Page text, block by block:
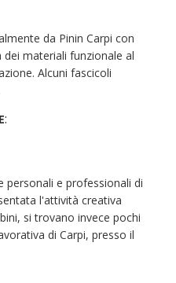
Rosen dove viene
arresti, nel maggio 1942,
Dopo la liberazione
Alta Italia collaborando
in cui compare, nel
della Resistenza, con la
Dopo lo
Touring Club Italiano dove
dell'Automobile Club di
del settimanale
inizia la critica
ore", impegno che terrà
novelle sui periodici. Nel
da Pinin Carpi con
materiali funzionale al
Alcuni fascicoli
:
e professionali di
l'attività creativa
si trovano invece pochi
di Carpi, presso il